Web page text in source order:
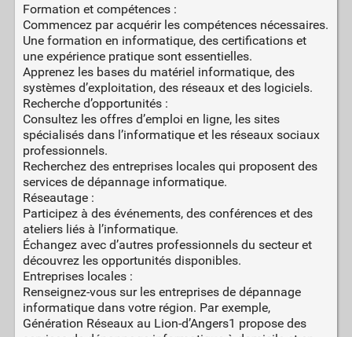
Formation et compétences :
Commencez par acquérir les compétences nécessaires.
Une formation en informatique, des certifications et
une expérience pratique sont essentielles.
Apprenez les bases du matériel informatique, des
systèmes d’exploitation, des réseaux et des logiciels.
Recherche d’opportunités :
Consultez les offres d’emploi en ligne, les sites
spécialisés dans l’informatique et les réseaux sociaux
professionnels.
Recherchez des entreprises locales qui proposent des
services de dépannage informatique.
Réseautage :
Participez à des événements, des conférences et des
ateliers liés à l’informatique.
Échangez avec d’autres professionnels du secteur et
découvrez les opportunités disponibles.
Entreprises locales :
Renseignez-vous sur les entreprises de dépannage
informatique dans votre région. Par exemple,
Génération Réseaux au Lion-d’Angers1 propose des